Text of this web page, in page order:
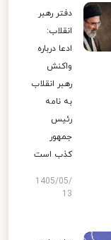
دفتر رهبر
انقلاب:
ادعا درباره
واکنش
رهبر انقلاب
به نامه
رئیس
جمهور
کذب است
1405/05/
13